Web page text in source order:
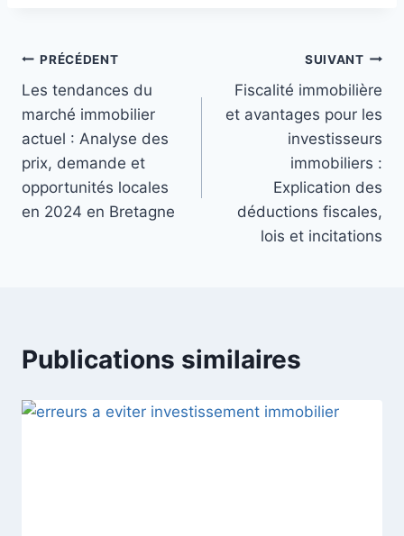
Navigation
de
l’article
PRÉCÉDENT
Les tendances du
marché immobilier
actuel : Analyse des
prix, demande et
opportunités locales
en 2024 en Bretagne
SUIVANT
Fiscalité immobilière
et avantages pour les
investisseurs
immobiliers :
Explication des
déductions fiscales,
lois et incitations
Publications similaires